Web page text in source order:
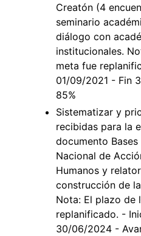
Creatón (4
seminario
diálogo con
institucionales.
meta fue
01/09/2021 - Fin
85%
Sistematizar y
recibidas para la
documento Bases
Nacional de
Humanos y
construcción de
Nota: El plazo de
replanificado. -
30/06/2024 -